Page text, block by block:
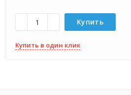
Купить
Купить в один клик